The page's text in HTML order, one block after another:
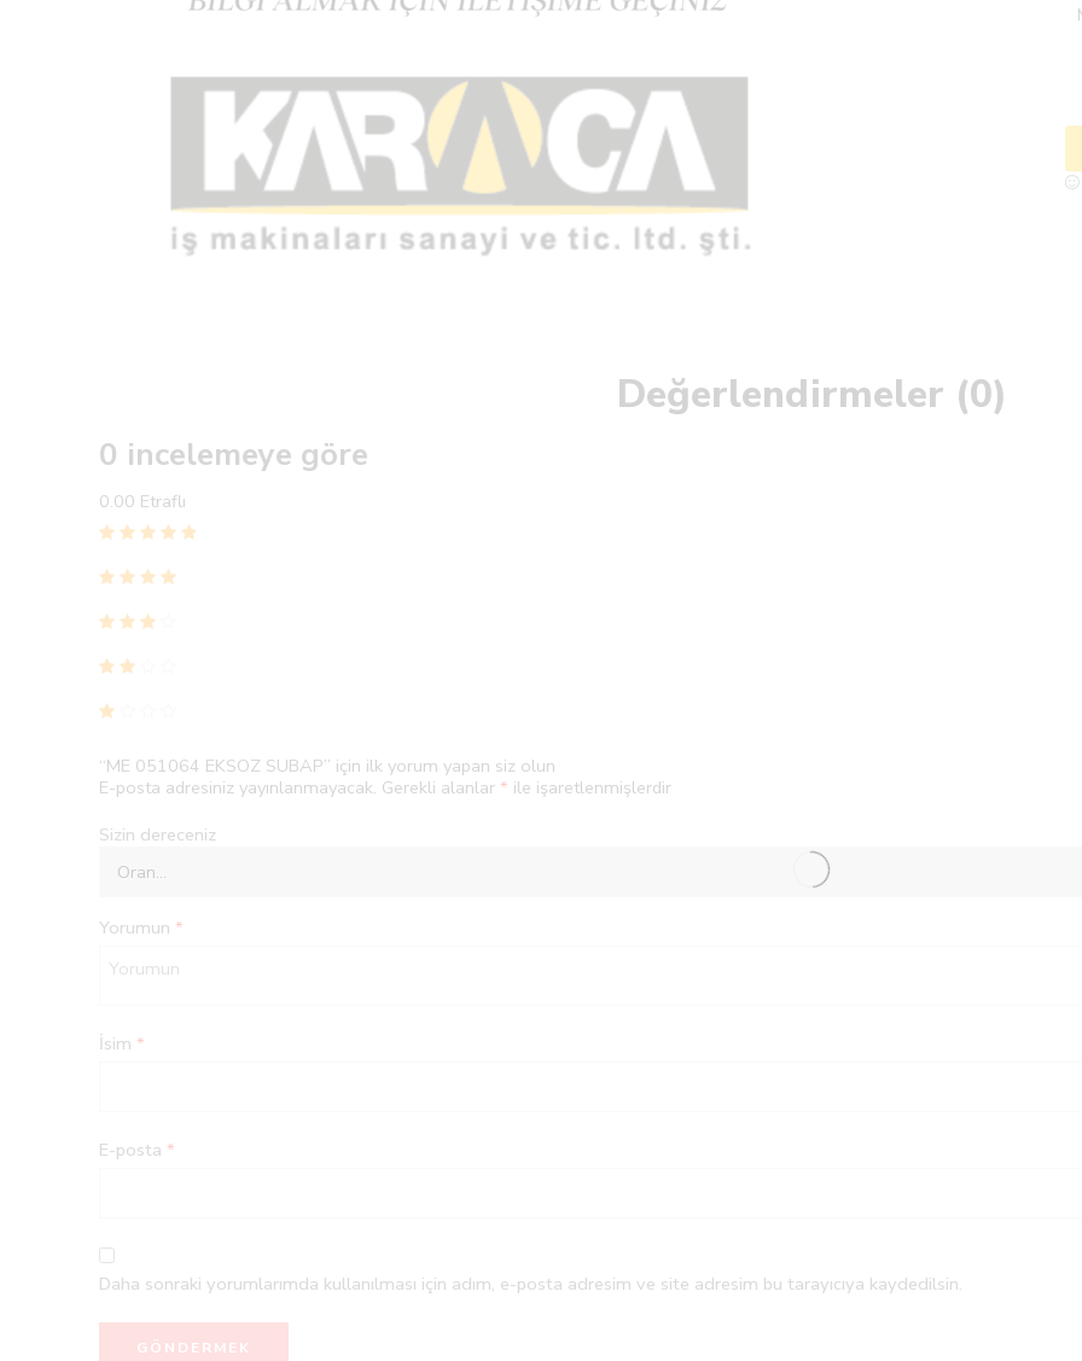
Değerlendirmeler (0)
0 incelemeye göre
0.00 Etraflı
“ME 051064 EKSOZ SUBAP” için ilk yorum yapan siz olun
E-posta adresiniz yayınlanmayacak. Gerekli alanlar * ile işaretlenmişlerdir
Sizin dereceniz
Yorumun *
İsim *
E-posta *
Daha sonraki yorumlarımda kullanılması için adım, e-posta adresim ve site adresim bu tarayıcıya kaydedilsin.